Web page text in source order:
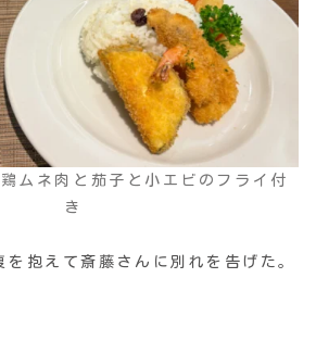
ムネ肉と茄子と小エビのフライ付
き
を抱えて斎藤さんに別れを告げた。